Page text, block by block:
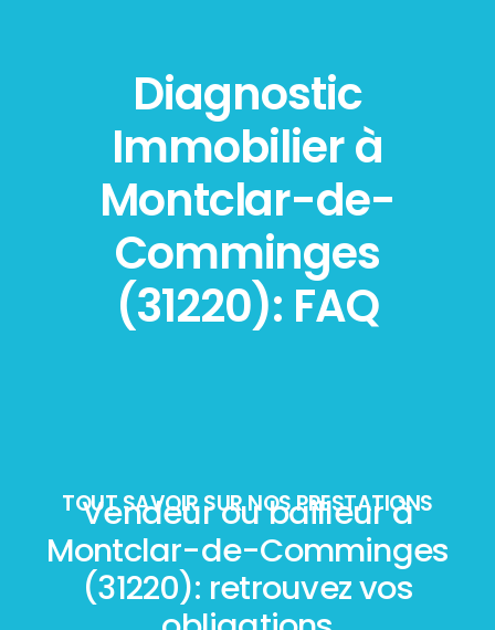
Diagnostic
Immobilier à
Montclar-de-
Comminges
(31220): FAQ
TOUT SAVOIR SUR NOS PRESTATIONS
Vendeur ou bailleur à
Montclar-de-Comminges
(31220): retrouvez vos